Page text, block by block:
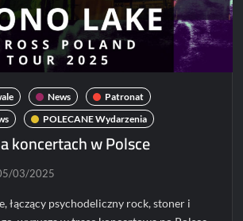
News
Patronat
POLECANE Wydarzenia
koncertach w Polsce
03/2025
łączący psychodeliczny rock, stoner i